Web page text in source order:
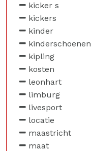
kicker s
kickers
kinder
kinderschoenen
kipling
kosten
leonhart
limburg
livesport
locatie
maastricht
maat